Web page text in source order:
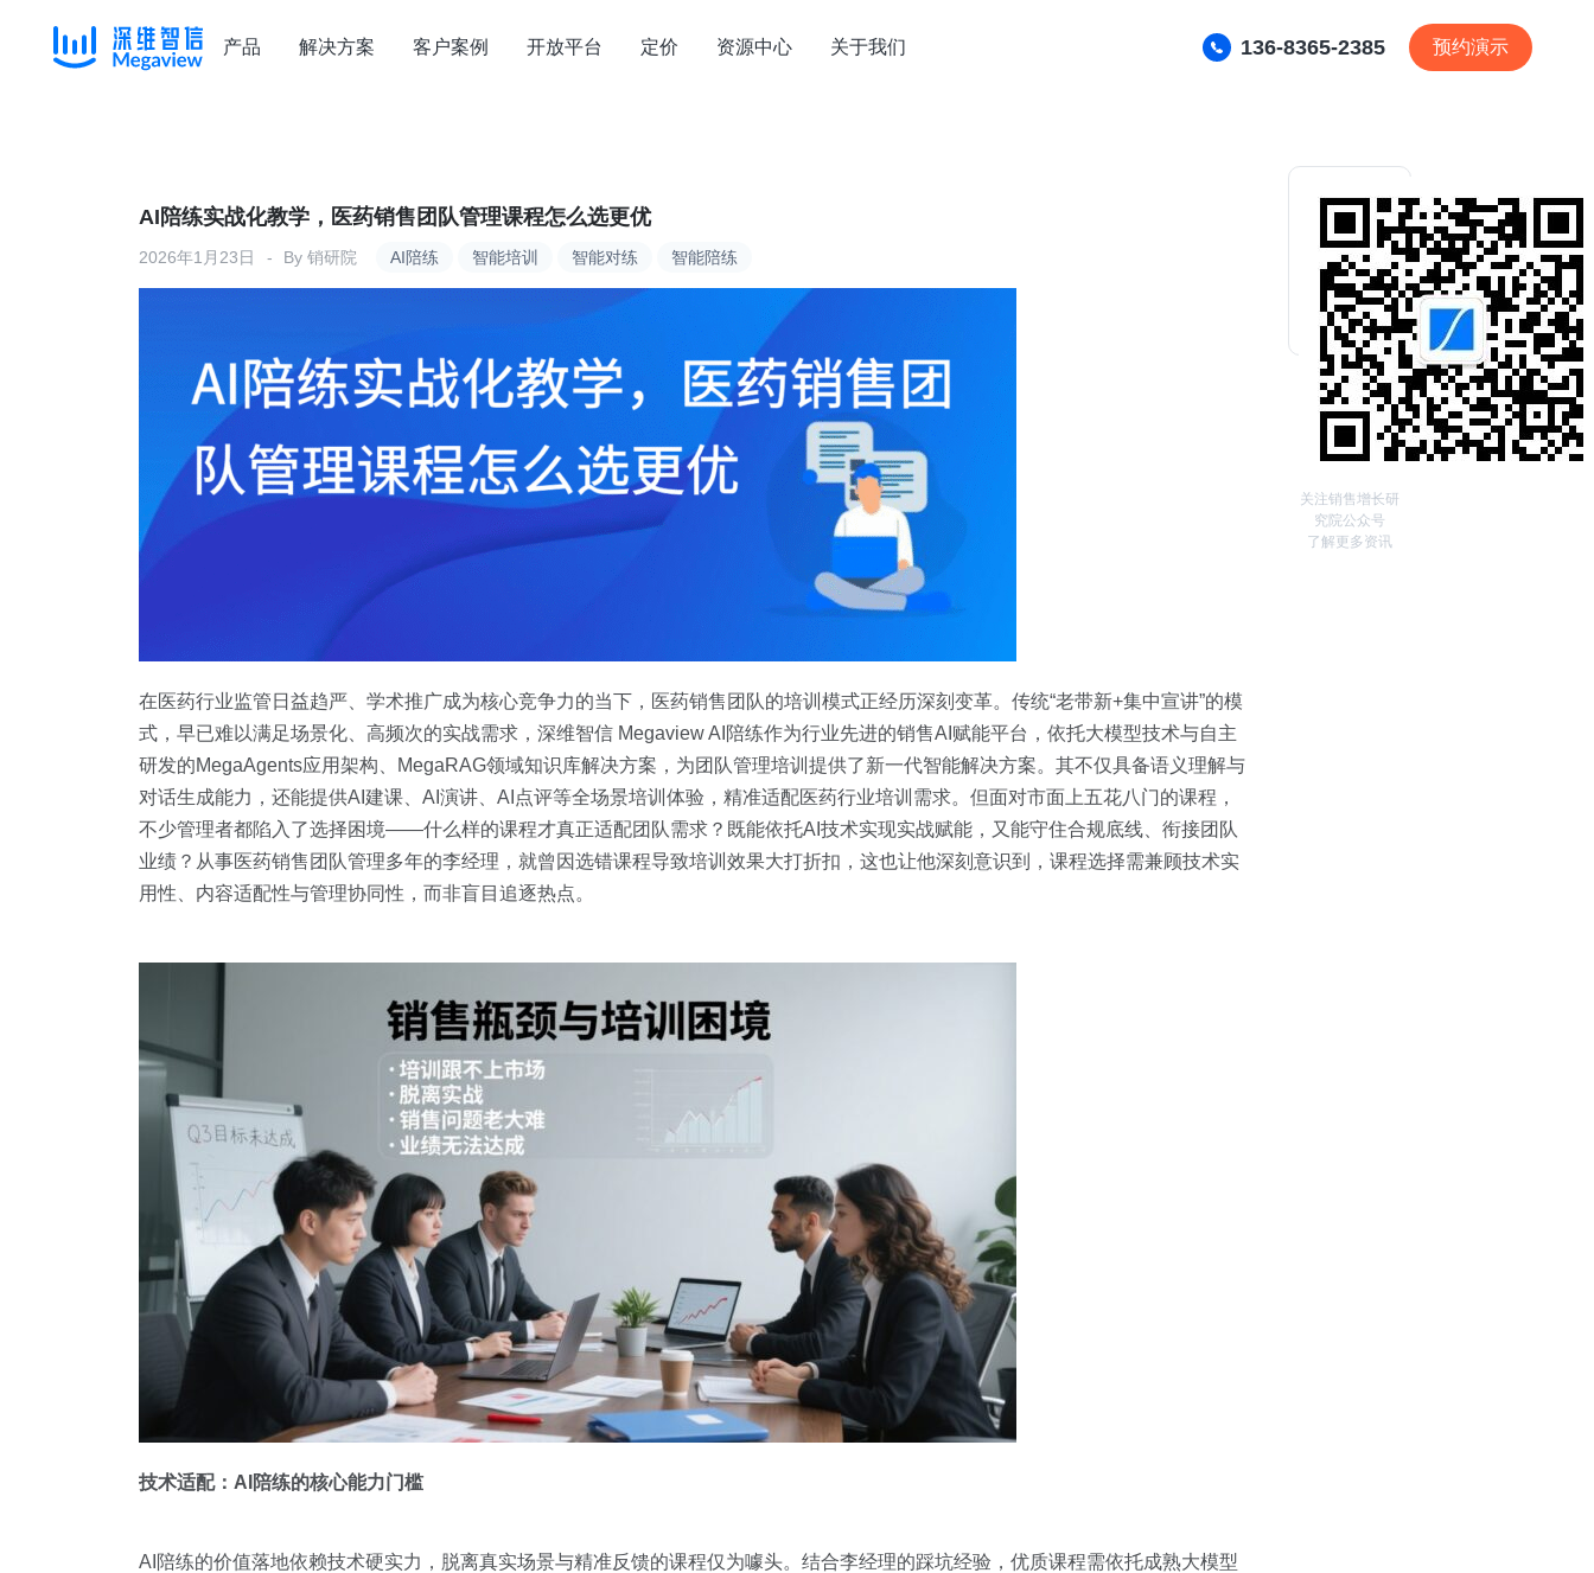
产品 解决方案 客户案例 开放平台 定价 资源中心 关于我们 136-8365-2385 预约演示
AI陪练 智能培训 智能对练 智能陪练
AI陪练实战化教学，医药销售团队管理课程怎么选更优
2026年1月23日 By 销研院
在医药行业监管日益趋严、学术推广成为核心竞争力的当下，医药销售团队的培训模式正经历深刻变革。传统“老带新+集中宣讲”的模
式，早已难以满足场景化、高频次的实战需求，深维智信 Megaview AI陪练作为行业先进的销售AI赋能平台，依托大模型技术与自主
研发的MegaAgents应用架构、MegaRAG领域知识库解决方案，为团队管理培训提供了新一代智能解决方案。其不仅具备语义理解与
对话生成能力，还能提供AI建课、AI演讲、AI点评等全场景培训体验，精准适配医药行业培训需求。但面对市面上五花八门的课程，
不少管理者都陷入了选择困境——什么样的课程才真正适配团队需求？既能依托AI技术实现实战赋能，又能守住合规底线、衔接团队
业绩？从事医药销售团队管理多年的李经理，就曾因选错课程导致培训效果大打折扣，这也让他深刻意识到，课程选择需兼顾技术实
用性、内容适配性与管理协同性，而非盲目追逐热点。
技术适配：AI陪练的核心能力门槛
AI陪练的价值落地依赖技术硬实力，脱离真实场景与精准反馈的课程仅为噱头。结合李经理的踩坑经验，优质课程需依托成熟大模型
关注销售增长研
究院公众号
了解更多资讯